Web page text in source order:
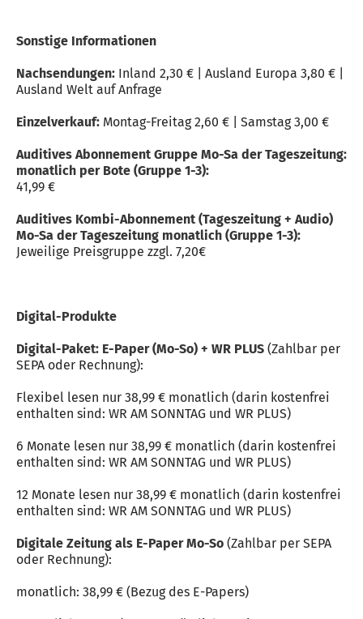
Sonstige Informationen
Nachsendungen: Inland 2,30 € | Ausland Europa 3,80 € |
Ausland Welt auf Anfrage
Einzelverkauf: Montag-Freitag 2,60 € | Samstag 3,00 €
Auditives Abonnement Gruppe Mo-Sa der Tageszeitung:
monatlich per Bote (Gruppe 1-3):
41,99 €
Auditives Kombi-Abonnement (Tageszeitung + Audio)
Mo-Sa der Tageszeitung monatlich (Gruppe 1-3):
Jeweilige Preisgruppe zzgl. 7,20€
Digital-Produkte
Digital-Paket: E-Paper (Mo-So) + WR PLUS (Zahlbar per
SEPA oder Rechnung):
Flexibel lesen nur 38,99 € monatlich (darin kostenfrei
enthalten sind: WR AM SONNTAG und WR PLUS)
6 Monate lesen nur 38,99 € monatlich (darin kostenfrei
enthalten sind: WR AM SONNTAG und WR PLUS)
12 Monate lesen nur 38,99 € monatlich (darin kostenfrei
enthalten sind: WR AM SONNTAG und WR PLUS)
Digitale Zeitung als E-Paper Mo-So (Zahlbar per SEPA
oder Rechnung):
monatlich: 38,99 € (Bezug des E-Papers)